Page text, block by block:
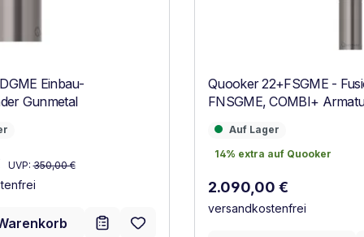
Einbau-
Gunmetal
Regulärer Preis:
UVP: 350,00 €
Quooker 22+FSGME -
FNSGME, COMBI+
Auf Lager
Auf Lager
14% extra auf Quooker
14% extra auf Quooker
Regulärer Preis:
2.090,00 €
versandkostenfrei